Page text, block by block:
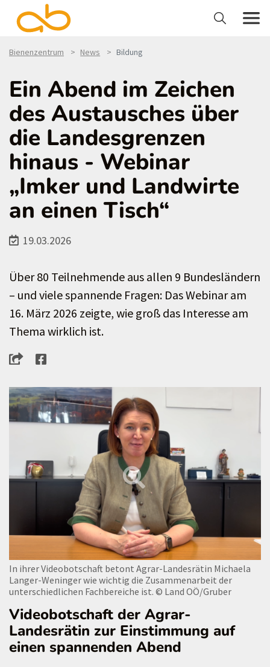
Bienenzentrum News Bildung
Ein Abend im Zeichen
des Austausches über
die Landesgrenzen
hinaus - Webinar
„Imker und Landwirte
an einen Tisch“
19.03.2026
Über 80 Teilnehmende aus allen 9 Bundesländern
– und viele spannende Fragen: Das Webinar am
16. März 2026 zeigte, wie groß das Interesse am
Thema wirklich ist.
In ihrer Videobotschaft betont Agrar-Landesrätin Michaela
Langer-Weninger wie wichtig die Zusammenarbeit der
unterschiedlichen Fachbereiche ist. © Land OÖ/Gruber
Videobotschaft der Agrar-
Landesrätin zur Einstimmung auf
einen spannenden Abend